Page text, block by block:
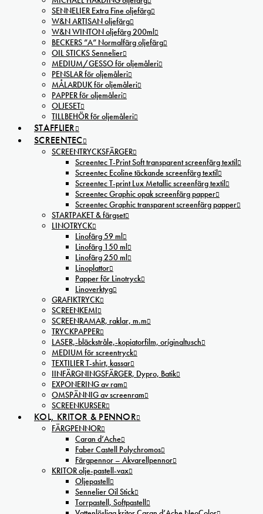
SENNELIER Extra Fine oljefärg
W&N ARTISAN oljefärg
W&N WINTON oljefärg 200ml
BECKERS ”A” Normalfärg oljefärg
OIL STICKS Sennelier
MEDIUM/GESSO för oljemåleri
PENSLAR för oljemåleri
MÅLARDUK för oljemåleri
PAPPER för oljemåleri
OLJESET
TILLBEHÖR för oljemåleri
STAFFLIER
SCREENTEC
SCREENTRYCKSFÄRGER
Screentec T-Print Soft transparent screenfärg textil
Screentec Ecoline täckande screenfärg textil
Screentec T-print Lux Metallic screenfärg textil
Screentec Graphic opak screenfärg papper
Screentec Graphic transparent screenfärg papper
STARTPAKET & färgset
LINOTRYCK
Linofärg 59 ml
Linofärg 150 ml
Linofärg 250 ml
Linoplattor
Papper för Linotryck
Linoverktyg
GRAFIKTRYCK
SCREENKEMI
SCREENRAMAR, raklar, m.m
TRYCKPAPPER
LASER,-bläckstråle,-kopiatorfilm, oríginaltusch
MEDIUM för screentryck
TEXTILIER T-shirt, kassar
IINFÄRGNINGSFÄRGER, Dypro, Batik
EXPONERING av ram
OMSPÄNNIG av screenram
SCREENKURSER
KOL, KRITOR & PENNOR
FÄRGPENNOR
Caran d’Ache
Faber Castell Polychromos
Färgpennor – Akvarellpennor
KRITOR olje-pastell-vax
Oljepastell
Sennelier Oil Stick
Torrpastell, Softpastell